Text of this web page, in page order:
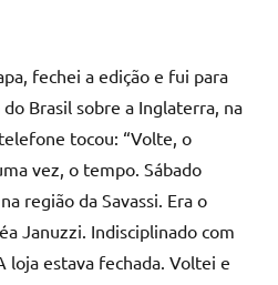
fechei a edição e fui para
Brasil sobre a Inglaterra, na
tocou: “Volte, o
vez, o tempo. Sábado
região da Savassi. Era o
Januzzi. Indisciplinado com
loja estava fechada. Voltei e